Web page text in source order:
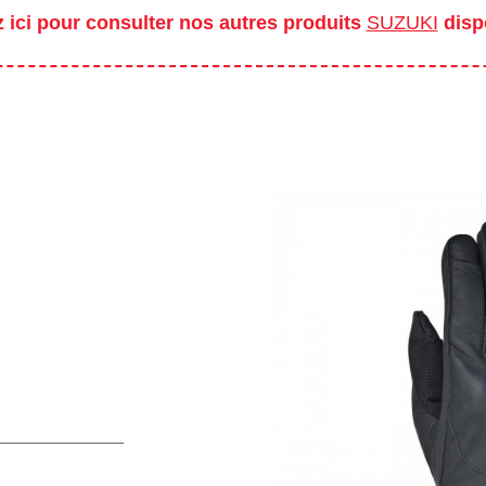
ici pour consulter nos autres produits SUZUKI